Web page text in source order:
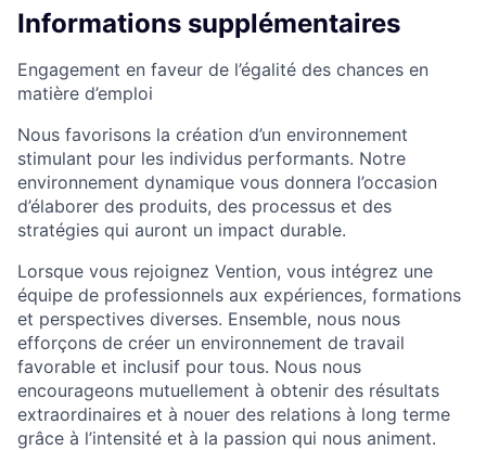
Informations supplémentaires
Engagement en faveur de l’égalité des chances en
matière d’emploi
Nous favorisons la création d’un environnement
stimulant pour les individus performants. Notre
environnement dynamique vous donnera l’occasion
d’élaborer des produits, des processus et des
stratégies qui auront un impact durable.
Lorsque vous rejoignez Vention, vous intégrez une
équipe de professionnels aux expériences, formations
et perspectives diverses. Ensemble, nous nous
efforçons de créer un environnement de travail
favorable et inclusif pour tous. Nous nous
encourageons mutuellement à obtenir des résultats
extraordinaires et à nouer des relations à long terme
grâce à l’intensité et à la passion qui nous animent.